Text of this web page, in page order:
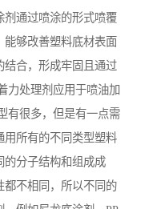
剂通过喷涂的形式喷覆
够改善塑料底材表面
结合，形成牢固且通过
力处理剂应用于喷油加
有很多，但是有一点需
用所有的不同类型塑料
的分子结构和组成成
都不相同，所以不同的